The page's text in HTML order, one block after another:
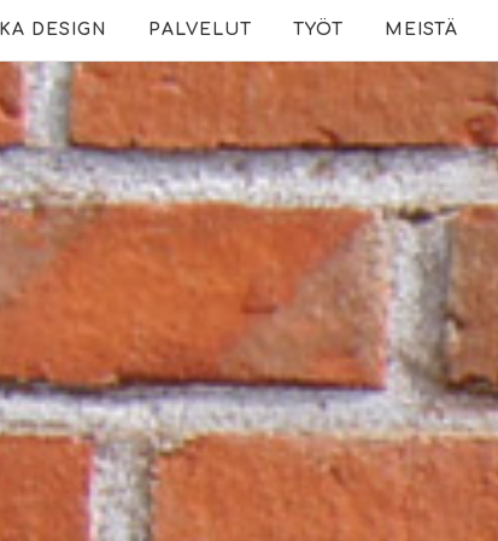
DESIGN PALVELUT TYÖT MEISTÄ